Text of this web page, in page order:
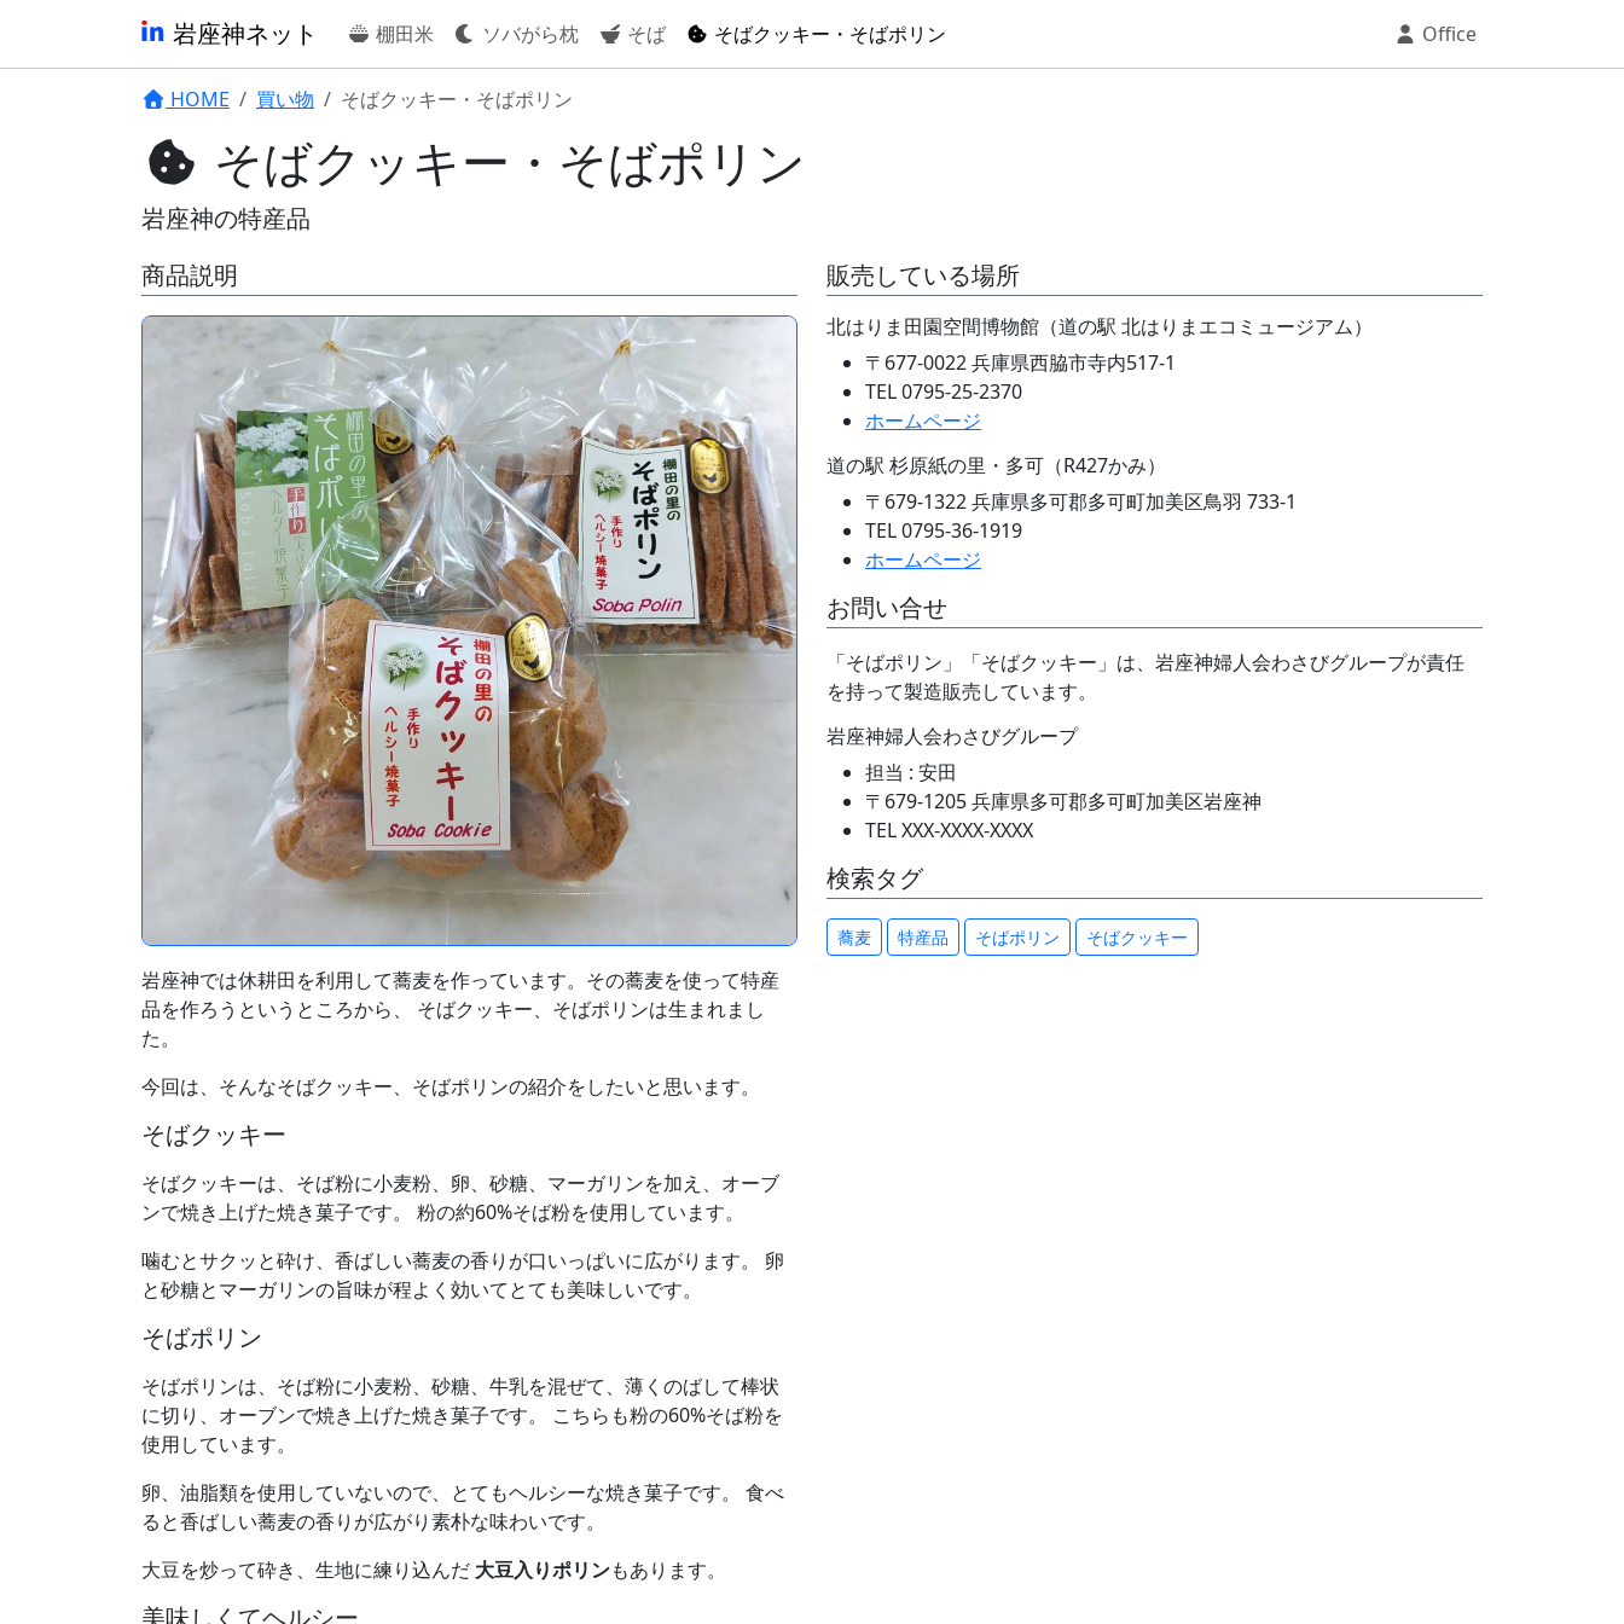
岩座神ネット 棚田米 ソバがら枕 そば そばクッキー・そばポリン Office
HOME 買い物 そばクッキー・そばポリン
そばクッキー・そばポリン
岩座神の特産品
商品説明
岩座神では休耕田を利用して蕎麦を作っています。その蕎麦を使って特産
品を作ろうというところから、 そばクッキー、そばポリンは生まれまし
た。
今回は、そんなそばクッキー、そばポリンの紹介をしたいと思います。
そばクッキー
そばクッキーは、そば粉に小麦粉、卵、砂糖、マーガリンを加え、オーブ
ンで焼き上げた焼き菓子です。 粉の約60%そば粉を使用しています。
噛むとサクッと砕け、香ばしい蕎麦の香りが口いっぱいに広がります。 卵
と砂糖とマーガリンの旨味が程よく効いてとても美味しいです。
そばポリン
そばポリンは、そば粉に小麦粉、砂糖、牛乳を混ぜて、薄くのばして棒状
に切り、オーブンで焼き上げた焼き菓子です。 こちらも粉の60%そば粉を
使用しています。
卵、油脂類を使用していないので、とてもヘルシーな焼き菓子です。 食べ
ると香ばしい蕎麦の香りが広がり素朴な味わいです。
大豆を炒って砕き、生地に練り込んだ 大豆入りポリンもあります。
美味しくてヘルシー
販売している場所
北はりま田園空間博物館（道の駅 北はりまエコミュージアム）
〒677-0022 兵庫県西脇市寺内517-1
TEL 0795-25-2370
ホームページ
道の駅 杉原紙の里・多可（R427かみ）
〒679-1322 兵庫県多可郡多可町加美区鳥羽 733-1
TEL 0795-36-1919
ホームページ
お問い合せ
「そばポリン」「そばクッキー」は、岩座神婦人会わさびグループが責任
を持って製造販売しています。
岩座神婦人会わさびグループ
担当 : 安田
〒679-1205 兵庫県多可郡多可町加美区岩座神
TEL XXX-XXXX-XXXX
検索タグ
蕎麦 特産品 そばポリン そばクッキー